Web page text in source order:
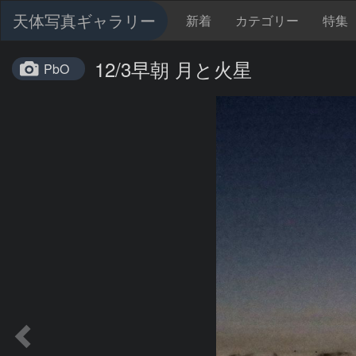
天体写真ギャラリー 新着 カテゴリー 特集
PbO 12/3早朝 月と火星